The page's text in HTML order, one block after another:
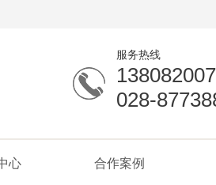
服务热线
028-
心 合作案例